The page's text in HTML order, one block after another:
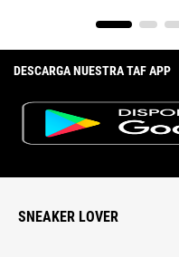
DESCARGA NUESTRA TAF APP
SNEAKER LOVER